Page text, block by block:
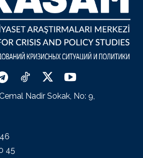
Nadir Sokak, No: 9,
45